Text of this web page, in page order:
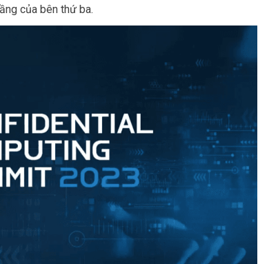
của bên thứ ba.